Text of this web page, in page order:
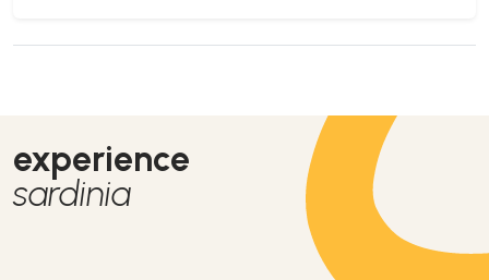
experience
sardinia